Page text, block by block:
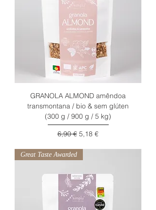
GRANOLA ALMOND amêndoa
transmontana / bio & sem glúten
(300 g / 900 g / 5 kg)
Preço normal
6,90 € Preço promocional
5,18 €
Great Taste Awarded